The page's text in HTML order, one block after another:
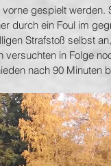
gespielt werden.
durch ein Foul im
Strafstoß selbst
versuchten in Folge
nach 90 Minuten